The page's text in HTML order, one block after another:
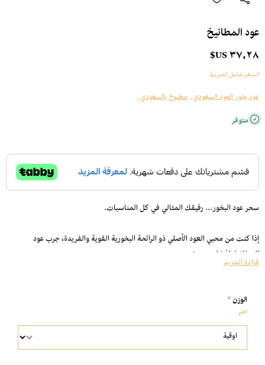
عود المطانيخ
٣٧٫٢٨ US$
السعر شامل الضريبة
عود بخور العود السعودي ,مطنوخ بالسعودي ,
متوفر
سحر عود البخور... رفيقك المثالي في كل المناسبات.
إذا كنت من محبي العود الأصلي ذو الرائحة البخورية القوية والفريدة، جرب عود
المطانيخ افضل عود بخور.
رائحته تعبر عن الأناقة والفخامة.
يناسب التعطير الشخصي أو الإهداء لضيوفك.
مناسب للإستخدام في جميع أنواع المباخر.
قراءة المزيد
الوزن*
اختر